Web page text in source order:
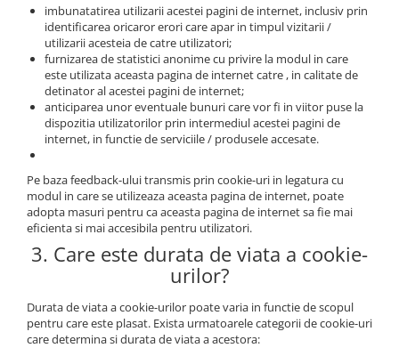
imbunatatirea utilizarii acestei pagini de internet, inclusiv prin
identificarea oricaror erori care apar in timpul vizitarii /
utilizarii acesteia de catre utilizatori;
furnizarea de statistici anonime cu privire la modul in care
este utilizata aceasta pagina de internet catre , in calitate de
detinator al acestei pagini de internet;
anticiparea unor eventuale bunuri care vor fi in viitor puse la
dispozitia utilizatorilor prin intermediul acestei pagini de
internet, in functie de serviciile / produsele accesate.
Pe baza feedback-ului transmis prin cookie-uri in legatura cu
modul in care se utilizeaza aceasta pagina de internet, poate
adopta masuri pentru ca aceasta pagina de internet sa fie mai
eficienta si mai accesibila pentru utilizatori.
3. Care este durata de viata a cookie-
urilor?
Durata de viata a cookie-urilor poate varia in functie de scopul
pentru care este plasat. Exista urmatoarele categorii de cookie-uri
care determina si durata de viata a acestora: